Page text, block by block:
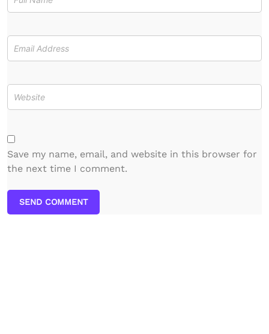
Save my name, email, and website in this browser for
the next time I comment.
SEND COMMENT